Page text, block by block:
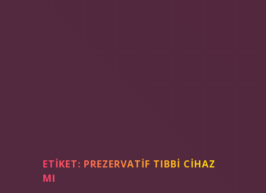
ETIKET: PREZERVATIF TIBBI CIHAZ
MI